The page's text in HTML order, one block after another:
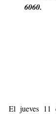
6060.
El jueves 11